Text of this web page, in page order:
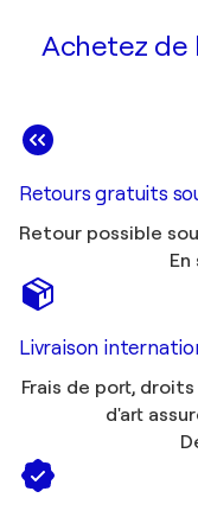
Achetez de
Retours gratuits
Retour possible
En
Livraison
Frais de port,
d'art